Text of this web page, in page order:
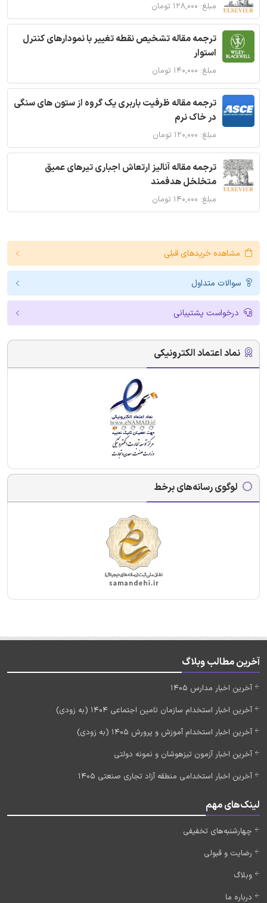
مبلغ: ۱۲۸,۰۰۰ تومان
ترجمه مقاله تشخیص نقطه تغییر با نمودارهای کنترل
استوار
مبلغ: ۱۴۰,۰۰۰ تومان
ترجمه مقاله ظرفیت باربری یک گروه از ستون های سنگی
در خاک نرم
مبلغ: ۱۲۰,۰۰۰ تومان
ترجمه مقاله آنالیز ارتعاش اجباری تیرهای عمیق
متخلخل هدفمند
مبلغ: ۱۴۰,۰۰۰ تومان
مشاهده خریدهای قبلی
سوالات متداول
درخواست پشتیبانی
نماد اعتماد الکترونیکی
لوگوی رسانه‌های برخط
آخرین مطالب وبلاگ
آخرین اخبار مدارس 1405
آخرین اخبار استخدام سازمان تامین اجتماعی 1404 (به زودی)
آخرین اخبار استخدام آموزش و پرورش 1405 (به زودی)
آخرین اخبار آزمون تیزهوشان و نمونه دولتی
آخرین اخبار استخدامی منطقه آزاد تجاری صنعتی 1405
لینک‌های مهم
چهارشنبه‌های تخفیفی
رضایت و قبولی
وبلاگ
درباره ما